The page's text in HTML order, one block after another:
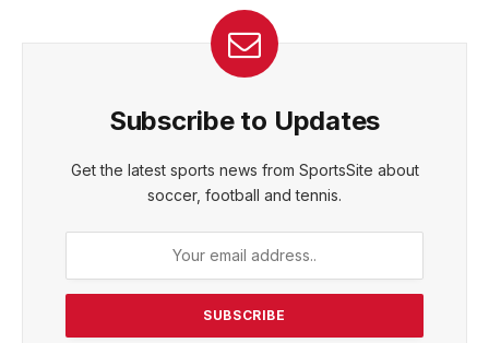
Subscribe to Updates
Get the latest sports news from SportsSite about
soccer, football and tennis.